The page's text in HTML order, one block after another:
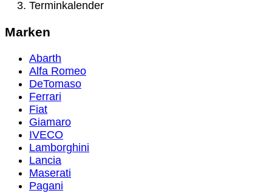
Terminkalender
Marken
Abarth
Alfa Romeo
DeTomaso
Ferrari
Fiat
Giamaro
IVECO
Lamborghini
Lancia
Maserati
Pagani